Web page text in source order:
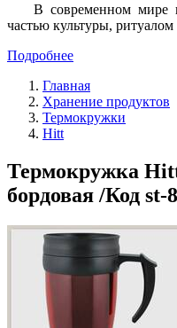
В современном мире
частью культуры,
Подробнее
Главная
Хранение продуктов
Термокружки
Hitt
Термокружка
бордовая /Код st-